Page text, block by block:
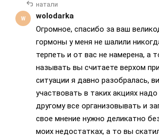
натали
wolodarka
Огромное, спасибо за ваш
гормоны у меня не шалили
терпеть и от вас не намерена, а
называть вы считаете верхом
ситуации я давно разобралась,
участвовать в таких акциях
другому все организовывать и
свое мнение нужно деликатно
моих недостатках, а то вы